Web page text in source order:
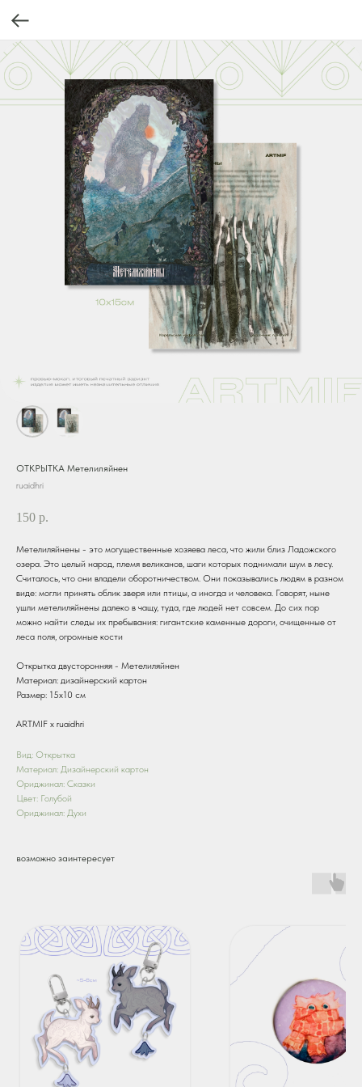
ОТКРЫТКА Метелиляйнен
ruaidhri
150 р.
Метелиляйнены - это могущественные хозяева леса, что жили близ Ладожского
озера. Это целый народ, племя великанов, шаги которых поднимали шум в лесу.
Считалось, что они владели оборотничеством. Они показывались людям в разном
виде: могли принять облик зверя или птицы, а иногда и человека. Говорят, ныне
ушли метелиляйнены далеко в чащу, туда, где людей нет совсем. До сих пор
можно найти следы их пребывания: гигантские каменные дороги, очищенные от
леса поля, огромные кости
Открытка двусторонняя - Метелиляйнен
Материал: дизайнерский картон
Размер: 15х10 см
ARTMIF х ruaidhri
Вид: Открытка
Материал: Дизайнерский картон
Ориджинал: Сказки
Цвет: Голубой
Ориджинал: Духи
возможно заинтересует